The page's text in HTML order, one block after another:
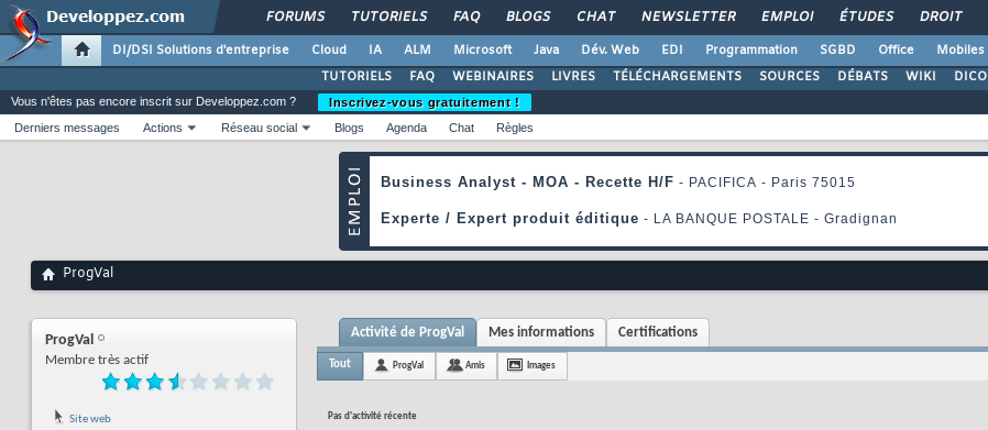
FORUMS TUTORIELS FAQ BLOGS CHAT NEWSLETTER EMPLOI ÉTUDES DROIT
DI/DSI Solutions d'entreprise Cloud IA ALM Microsoft Java Dév. Web EDI Programmation SGBD Office Mobiles
TUTORIELS
FAQ WEBINAIRES LIVRES TÉLÉCHARGEMENTS SOURCES DÉBATS WIKI DICO
Vous n'êtes pas encore inscrit sur Developpez.com ?
Inscrivez-vous gratuitement !
Derniers messages
Actions Réseau social Blogs Agenda Chat Règles
ProgVal
ProgVal
Membre très actif
Site web
Activité de ProgVal Mes informations Certifications
Tout ProgVal Amis Images
Pas d'activité récente